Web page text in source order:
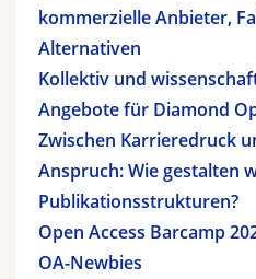
kommerzielle Anbieter,
Alternativen
Kollektiv und
Angebote für Diamond
Zwischen Karrieredruck
Anspruch: Wie gestalten
Publikationsstrukturen?
Open Access Barcamp
OA-Newbies